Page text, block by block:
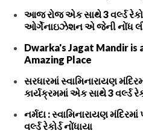
આજ રોજ એક સાથે 3 વર્લ્ડ
ઓર્ગેનાઇઝેશન એ જેની નોંધ
Dwarka's Jagat Mandir is
Amazing Place
સરધારમાં સ્વામિનારાયણ
કાર્યક્રમમાં એક સાથે 3 વર્લ્ડ
નર્મદા : સ્વામિનારાયણ મંદિરમાં
વર્લ્ડ રેકોર્ડ નોંધાયા